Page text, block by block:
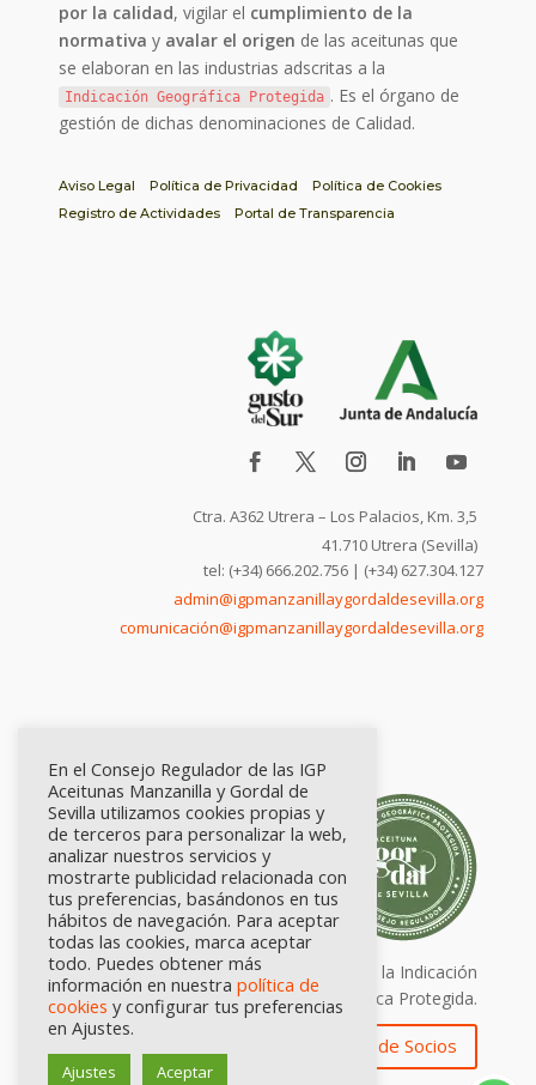
por la calidad, vigilar el cumplimiento de la
normativa y avalar el origen de las aceitunas que
se elaboran en las industrias adscritas a la
Indicación Geográfica Protegida . Es el órgano de
gestión de dichas denominaciones de Calidad.
Aviso Legal Política de Privacidad
Política de Cookies
Registro de Actividades
Portal de Transparencia
Ctra. A362 Utrera – Los Palacios, Km. 3,5
41.710 Utrera (Sevilla)
tel: (+34) 666.202.756 | (+34) 627.304.127
admin@igpmanzanillaygordaldesevilla.org
comunicación@igpmanzanillaygordaldesevilla.org
Calidad certificada por Origen. Sellos de la Indicación
Geográfica Protegida.
Zona de Socios
En el Consejo Regulador de las IGP
Aceitunas Manzanilla y Gordal de
Sevilla utilizamos cookies propias y
de terceros para personalizar la web,
analizar nuestros servicios y
mostrarte publicidad relacionada con
tus preferencias, basándonos en tus
hábitos de navegación. Para aceptar
todas las cookies, marca aceptar
todo. Puedes obtener más
información en nuestra política de
cookies y configurar tus preferencias
en Ajustes.
Ajustes Aceptar